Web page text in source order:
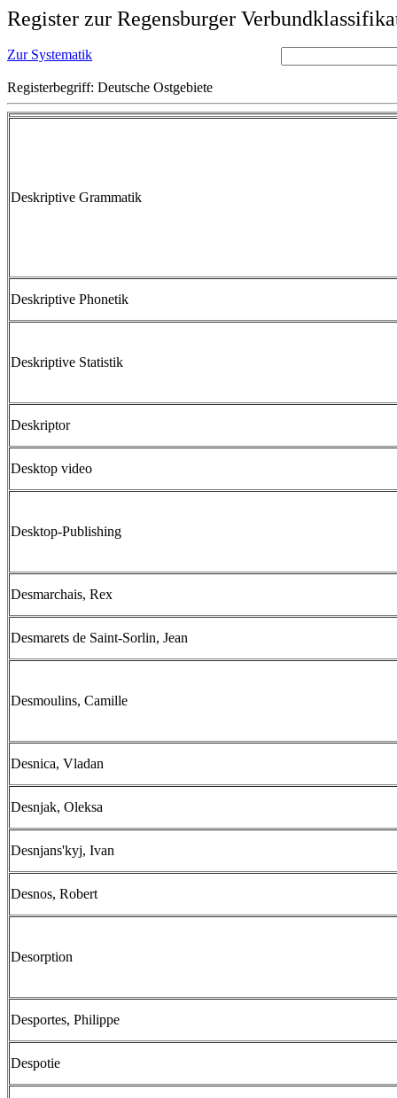
Register zur Regensburger
Zur Systematik
Registerbegriff: Deutsche Ostgebiete
Deskriptive Grammatik
Deskriptive Phonetik
Deskriptive Statistik
Deskriptor
Desktop video
Desktop-Publishing
Desmarchais, Rex
Desmarets de Saint-Sorlin, Jean
Desmoulins, Camille
Desnica, Vladan
Desnjak, Oleksa
Desnjans'kyj, Ivan
Desnos, Robert
Desorption
Desportes, Philippe
Despotie